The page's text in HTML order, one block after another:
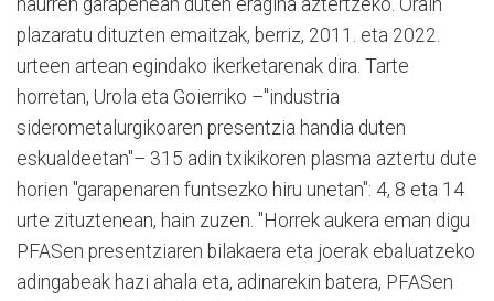
haurren garapenean duten eragina aztertzeko. Orain
plazaratu dituzten emaitzak, berriz, 2011. eta 2022.
urteen artean egindako ikerketarenak dira. Tarte
horretan, Urola eta Goierriko –"industria
siderometalurgikoaren presentzia handia duten
eskualdeetan"– 315 adin txikikoren plasma aztertu dute
horien "garapenaren funtsezko hiru unetan": 4, 8 eta 14
urte zituztenean, hain zuzen. "Horrek aukera eman digu
PFASen presentziaren bilakaera eta joerak ebaluatzeko
adingabeak hazi ahala eta, adinarekin batera, PFASen